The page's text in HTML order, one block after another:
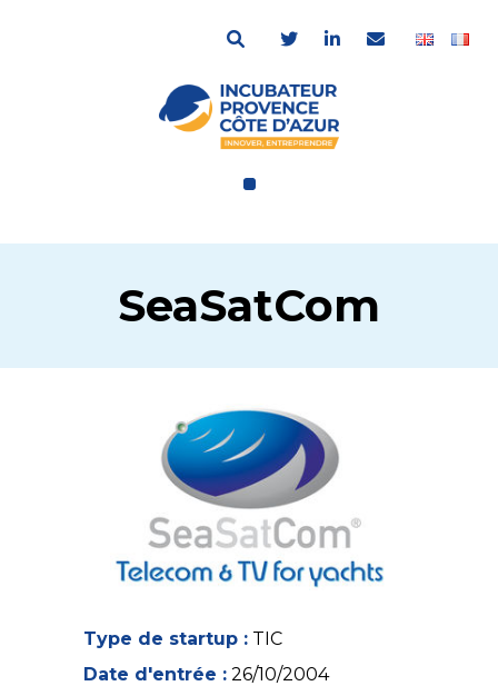
SeaSatCom
Type de startup :TIC
Date d'entrée :26/10/2004